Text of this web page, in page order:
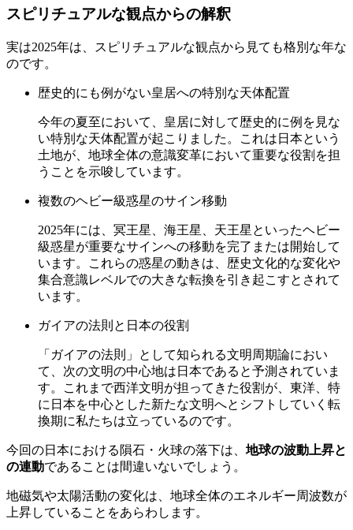
スピリチュアルな観点からの解釈
実は2025年は、スピリチュアルな観点から見ても格別な年な
のです。
歴史的にも例がない皇居への特別な天体配置
今年の夏至において、皇居に対して歴史的に例を見な
い特別な天体配置が起こりました。これは日本という
土地が、地球全体の意識変革において重要な役割を担
うことを示唆しています。
複数のヘビー級惑星のサイン移動
2025年には、冥王星、海王星、天王星といったヘビー
級惑星が重要なサインへの移動を完了または開始して
います。これらの惑星の動きは、歴史文化的な変化や
集合意識レベルでの大きな転換を引き起こすとされて
います。
ガイアの法則と日本の役割
「ガイアの法則」として知られる文明周期論におい
て、次の文明の中心地は日本であると予測されていま
す。これまで西洋文明が担ってきた役割が、東洋、特
に日本を中心とした新たな文明へとシフトしていく転
換期に私たちは立っているのです。
今回の日本における隕石・火球の落下は、 地球の波動上昇と
の連動であることは間違いないでしょう。
地磁気や太陽活動の変化は、地球全体のエネルギー周波数が
上昇していることをあらわします。